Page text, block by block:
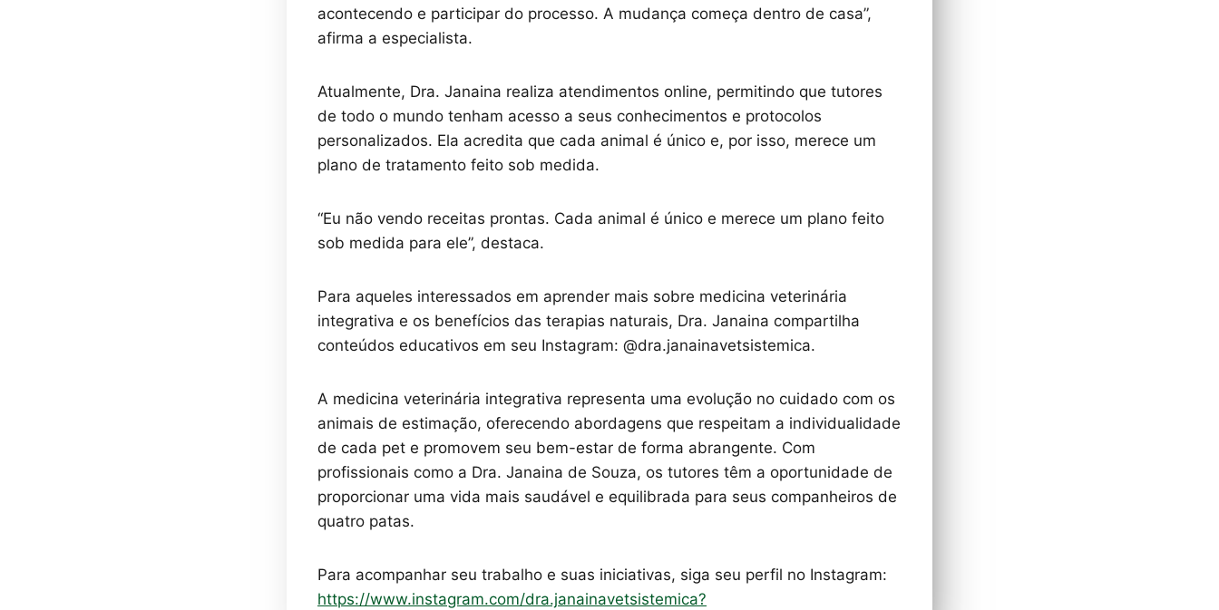
acontecendo e participar do processo. A mudança começa dentro de casa”,
afirma a especialista.
Atualmente, Dra. Janaina realiza atendimentos online, permitindo que tutores
de todo o mundo tenham acesso a seus conhecimentos e protocolos
personalizados. Ela acredita que cada animal é único e, por isso, merece um
plano de tratamento feito sob medida.
“Eu não vendo receitas prontas. Cada animal é único e merece um plano feito
sob medida para ele”, destaca.
Para aqueles interessados em aprender mais sobre medicina veterinária
integrativa e os benefícios das terapias naturais, Dra. Janaina compartilha
conteúdos educativos em seu Instagram: @dra.janainavetsistemica.
A medicina veterinária integrativa representa uma evolução no cuidado com os
animais de estimação, oferecendo abordagens que respeitam a individualidade
de cada pet e promovem seu bem-estar de forma abrangente. Com
profissionais como a Dra. Janaina de Souza, os tutores têm a oportunidade de
proporcionar uma vida mais saudável e equilibrada para seus companheiros de
quatro patas.
Para acompanhar seu trabalho e suas iniciativas, siga seu perfil no Instagram:
https://www.instagram.com/dra.janainavetsistemica?